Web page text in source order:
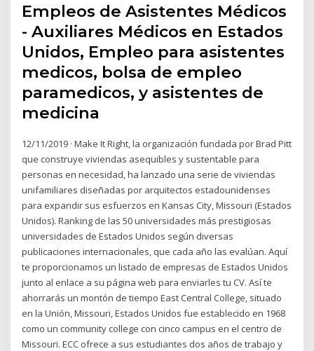
Empleos de Asistentes Médicos
- Auxiliares Médicos en Estados
Unidos, Empleo para asistentes
medicos, bolsa de empleo
paramedicos, y asistentes de
medicina
12/11/2019 · Make It Right, la organización fundada por Brad Pitt
que construye viviendas asequibles y sustentable para
personas en necesidad, ha lanzado una serie de viviendas
unifamiliares diseñadas por arquitectos estadounidenses
para expandir sus esfuerzos en Kansas City, Missouri (Estados
Unidos). Ranking de las 50 universidades más prestigiosas
universidades de Estados Unidos según diversas
publicaciones internacionales, que cada año las evalúan. Aquí
te proporcionamos un listado de empresas de Estados Unidos
junto al enlace a su página web para enviarles tu CV. Así te
ahorrarás un montón de tiempo East Central College, situado
en la Unión, Missouri, Estados Unidos fue establecido en 1968
como un community college con cinco campus en el centro de
Missouri. ECC ofrece a sus estudiantes dos años de trabajo y